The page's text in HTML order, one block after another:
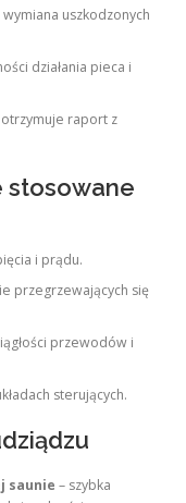
uszkodzonych
działania pieca i
raport z
stosowane
i prądu.
przegrzewających się
przewodów i
sterujących.
saunie – szybka